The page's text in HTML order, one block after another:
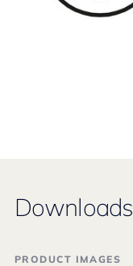
Downloads
PRODUCT IMAGES